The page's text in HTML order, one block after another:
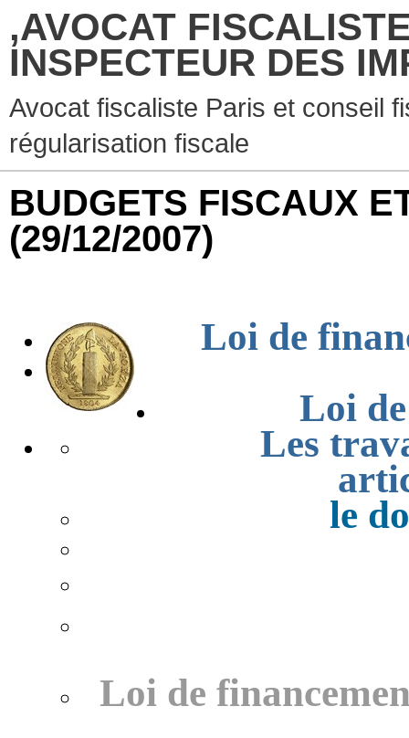
,AVOCAT
INSPECTEUR DES
Avocat fiscaliste Paris et conseil
régularisation fiscale
BUDGETS FISCAUX
(29/12/2007)
Loi de
Loi
Les
le
Loi de